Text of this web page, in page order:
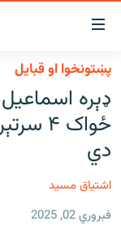
د
لاسرسي
ځای
پاڼې
موضوع
ته
لاړ
عمومي
لنډ خبرونه
پښتونخوا او قبایل
بلوچستان
پښتونخوا او قبایل
ډېره
دي
اشتیاق مسید
فبروري 02, 2025